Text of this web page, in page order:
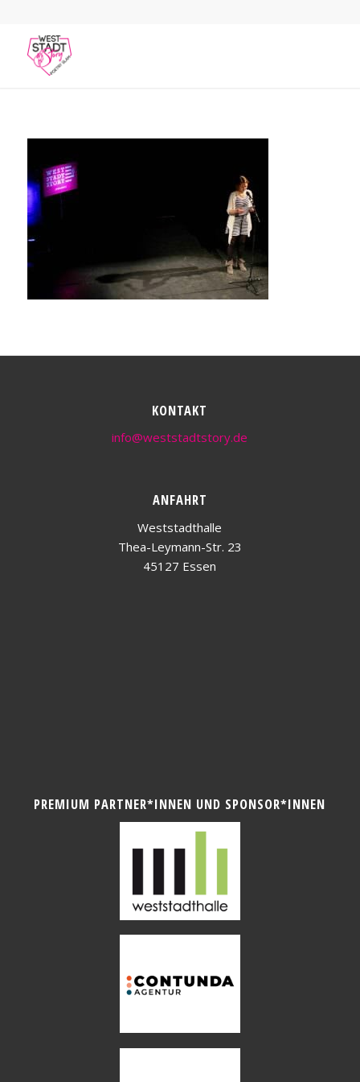
KONTAKT
info@weststadtstory.de
ANFAHRT
Weststadthalle
Thea-Leymann-Str. 23
45127 Essen
PREMIUM PARTNER*INNEN UND SPONSOR*INNEN